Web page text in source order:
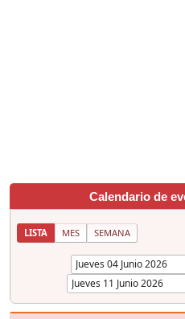
Calendario de
LISTA MES SEMANA